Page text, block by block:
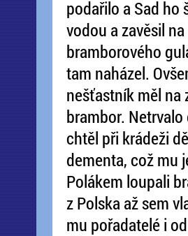
podařilo a Sad ho
vodou a zavěsil
bramborového
tam naházel.
nešťastník měl na
brambor.
chtěl při krádeži
dementa, což mu
Polákem loupali
z Polska až sem
mu pořadatelé i